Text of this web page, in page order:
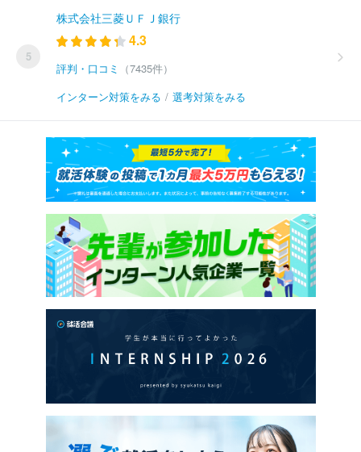
5
株式会社三菱ＵＦＪ銀行
4.3
評判・口コミ
（7435件）
インターン対策をみる / 選考対策をみる